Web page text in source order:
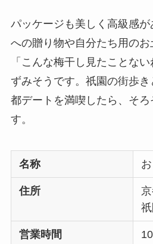
パッケージも美しく高級感が
への贈り物や自分たち用のお
「こんな梅干し見たことな
ずみそうです。祇園の街歩
都デートを満喫したら、そ
す。
名称
住所
営業時間